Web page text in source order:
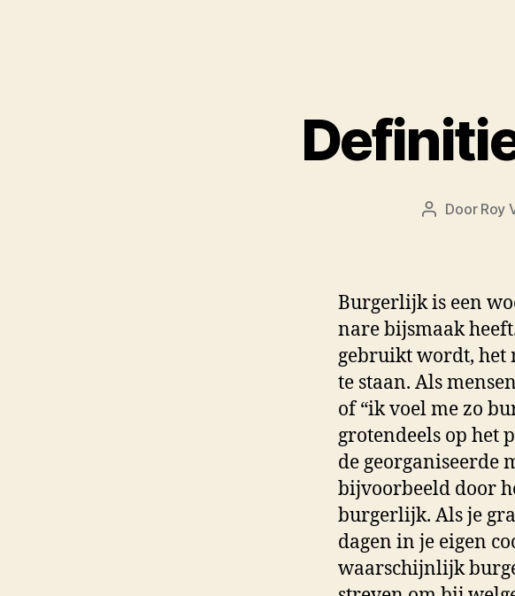
Door Roy
Burgerlijk is een
nare bijsmaak
gebruikt wordt, het
te staan. Als
of “ik voel me zo
grotendeels op het
de georganiseerde
bijvoorbeeld door
burgerlijk. Als je
dagen in je eigen
waarschijnlijk